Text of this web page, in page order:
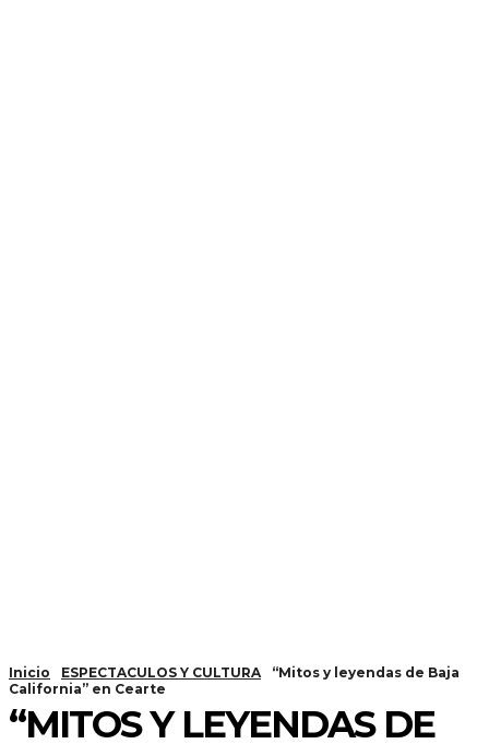
Inicio ESPECTACULOS Y CULTURA
“Mitos y leyendas de Baja
California” en Cearte
“MITOS Y LEYENDAS DE